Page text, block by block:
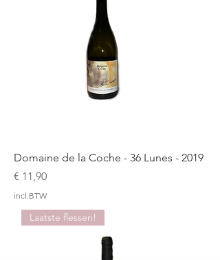
Domaine de la Coche - 36 Lunes - 2019
Prijs
€ 11,90
incl.BTW
Laatste flessen!